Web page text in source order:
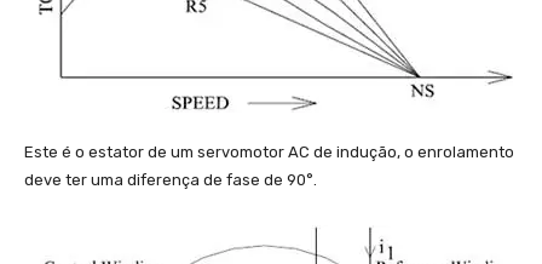
Este é o estator de um servomotor AC de indução, o enrolamento
deve ter uma diferença de fase de 90°.